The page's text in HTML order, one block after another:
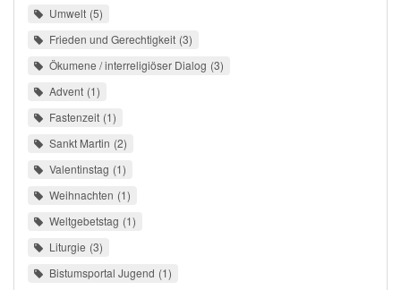
Umwelt 5
Frieden und Gerechtigkeit 3
Ökumene / interreligiöser Dialog 3
Advent 1
Fastenzeit 1
Sankt Martin 2
Valentinstag 1
Weihnachten 1
Weltgebetstag 1
Liturgie 3
Bistumsportal Jugend 1